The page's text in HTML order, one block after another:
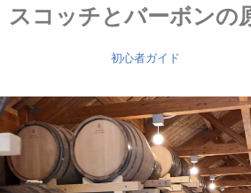
スコッチとバーボンの
初心者ガイド